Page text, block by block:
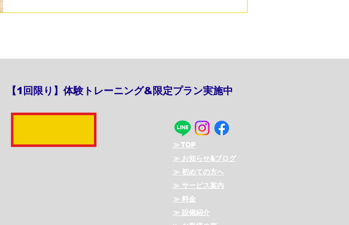
女性パーソナルトレーニング 女性アスリートトレーニング
ため、 ⁡ 現地に到着後、 ⁡ 練習と練習試合を行い、 ⁡ 現地の
アフリカに4-1で勝利したのを皮切りに、 ⁡ 二日目にイン
【1回限り】体験トレーニング&限定プラン実施中
≫ TOP
≫ お知らせ&ブログ
≫ 初めての方へ
≫ サービス案内
≫ 料金
≫ 設備紹介